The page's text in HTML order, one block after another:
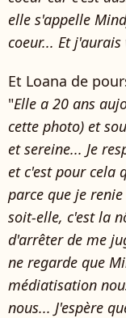
elle s'appelle
coeur... Et
Et Loana de
"Elle a 20 ans
cette photo) et
et sereine... Je
et c'est pour cela
parce que je
soit-elle, c'est la
d'arrêter de me
ne regarde que
médiatisation
nous... J'espère